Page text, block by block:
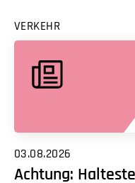
VERKEHR
03.08.2026
Achtung: